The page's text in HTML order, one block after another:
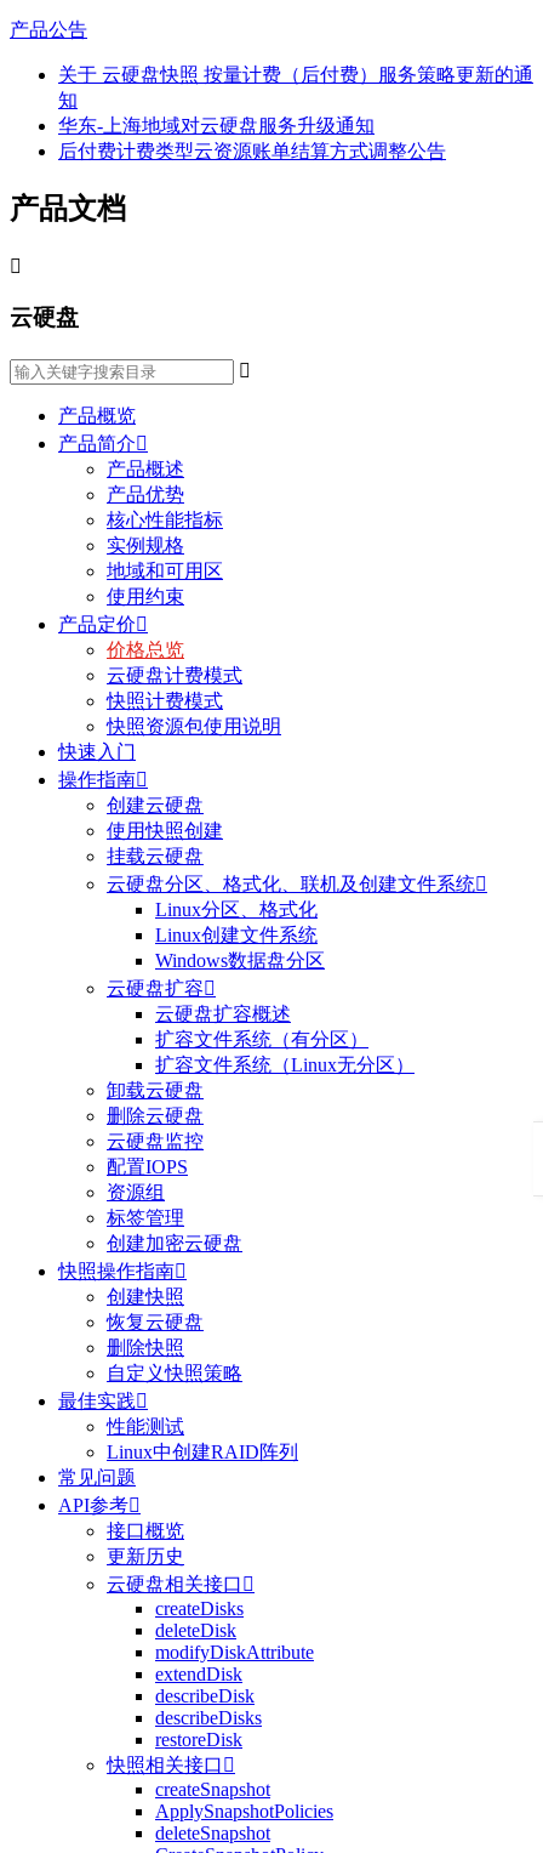
产品公告
关于 云硬盘快照 按量计费（后付费）服务策略更新的通
知
华东-上海地域对云硬盘服务升级通知
后付费计费类型云资源账单结算方式调整公告
产品文档

云硬盘

产品概览
产品简介
产品概述
产品优势
核心性能指标
实例规格
地域和可用区
使用约束
产品定价
价格总览
云硬盘计费模式
快照计费模式
快照资源包使用说明
快速入门
操作指南
创建云硬盘
使用快照创建
挂载云硬盘
云硬盘分区、格式化、联机及创建文件系统
Linux分区、格式化
Linux创建文件系统
Windows数据盘分区
云硬盘扩容
云硬盘扩容概述
扩容文件系统（有分区）
扩容文件系统（Linux无分区）
卸载云硬盘
删除云硬盘
云硬盘监控
配置IOPS
资源组
标签管理
创建加密云硬盘
快照操作指南
创建快照
恢复云硬盘
删除快照
自定义快照策略
最佳实践
性能测试
Linux中创建RAID阵列
常见问题
API参考
接口概览
更新历史
云硬盘相关接口 
createDisks
deleteDisk
modifyDiskAttribute
extendDisk
describeDisk
describeDisks
restoreDisk
快照相关接口 
createSnapshot
ApplySnapshotPolicies
deleteSnapshot